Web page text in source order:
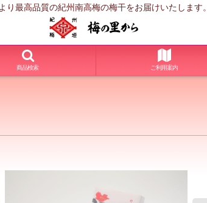
り最高品質の紀州南高梅の梅干をお届けいたします。
商品検索 ご利用案内